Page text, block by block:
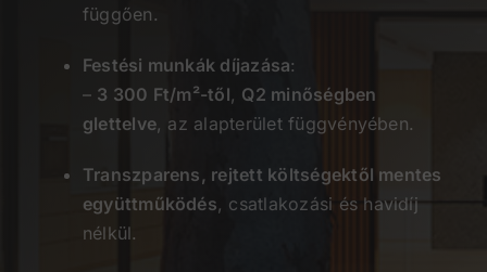
függően.
Festési munkák díjazása:
– 3 300 Ft/m²-től, Q2 minőségben
glettelve, az alapterület függvényében.
Transzparens, rejtett költségektől mentes
együttműködés, csatlakozási és havidíj
nélkül.